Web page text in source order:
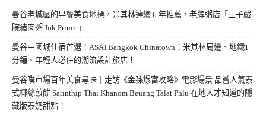
曼谷老城區的早餐美食地標，米其林連續 6 年推薦，老牌粥店「王子戲
院豬肉粥 Jok Prince」
曼谷中國城住宿首選！ASAI Bangkok Chinatown：米其林周邊、地鐵1
分鐘、年輕人必住的潮流設計旅店！
曼谷噗市場百年美食尋味｜走訪《金孫爆富攻略》電影場景 品嘗人氣泰
式椰絲煎餅 Sarinthip Thai Khanom Beuang Talat Phlu 在地人才知道的隱
藏版泰奶甜點！